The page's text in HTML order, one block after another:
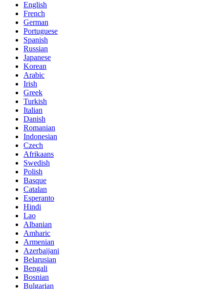
English
French
German
Portuguese
Spanish
Russian
Japanese
Korean
Arabic
Irish
Greek
Turkish
Italian
Danish
Romanian
Indonesian
Czech
Afrikaans
Swedish
Polish
Basque
Catalan
Esperanto
Hindi
Lao
Albanian
Amharic
Armenian
Azerbaijani
Belarusian
Bengali
Bosnian
Bulgarian